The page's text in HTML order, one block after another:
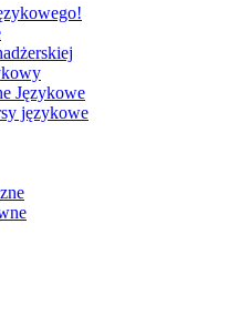
Językowe
językowe